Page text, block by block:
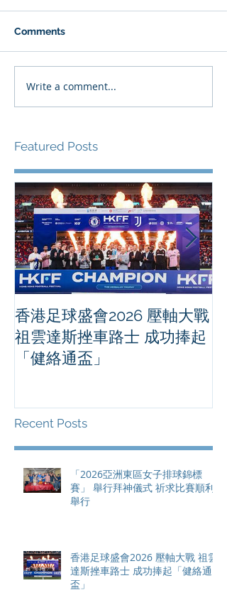
Comments
Write a comment...
Featured Posts
香港足球盛會2026 壓軸大戰
祖雲達斯挫車路士 成功捧起
「健絡通盃」
Recent Posts
「2026亞洲東區女子排球錦標
賽」 舉行拜神儀式 祈求比賽順利
舉行
香港足球盛會2026 壓軸大戰 祖雲
達斯挫車路士 成功捧起「健絡通
盃」